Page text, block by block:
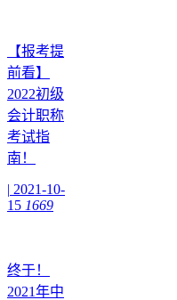
【报考提
前看】
2022初级
会计职称
考试指
南！
| 2021-10-
15 1669
终于！
2021年中